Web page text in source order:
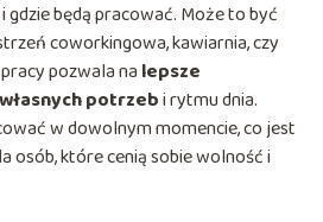
gdzie będą pracować. Może to być
coworkingowa, kawiarnia, czy
pozwala na lepsze
potrzebi rytmu dnia.
w dowolnym momencie, co jest
osób, które cenią sobie wolność i